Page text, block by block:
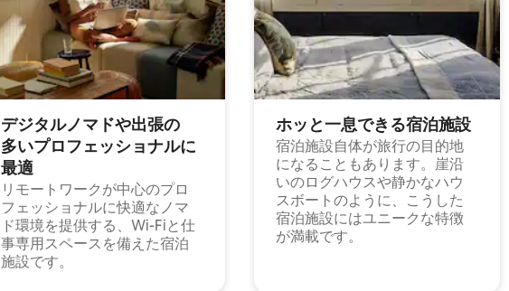
デジタルノマドや出⁠張⁠の
多⁠いプ⁠ロ⁠フ⁠ェ⁠ッ⁠シ⁠ョ⁠ナ⁠ル⁠に
最⁠適
リモートワークが中心のプロ
フェッショナルに快適なノマ
ド環境を提供する、Wi-Fiと仕
事専用スペースを備えた宿泊
施設です。
ホッと一⁠息⁠で⁠き⁠る宿⁠泊施⁠設
宿泊施設自体が旅行の目的地
になることもあります。崖沿
いのログハウスや静かなハウ
スボートのように、こうした
宿泊施設にはユニークな特徴
が満載です。